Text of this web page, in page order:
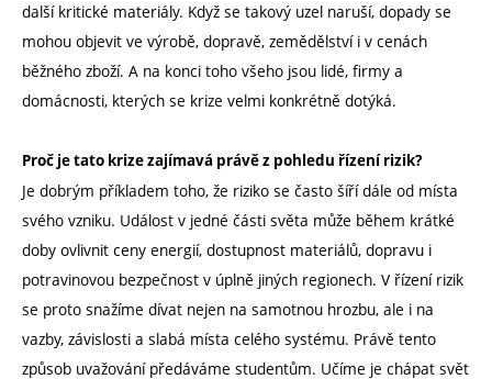
další kritické materiály. Když se takový uzel naruší, dopady se
mohou objevit ve výrobě, dopravě, zemědělství i v cenách
běžného zboží. A na konci toho všeho jsou lidé, firmy a
domácnosti, kterých se krize velmi konkrétně dotýká.
Proč je tato krize zajímavá právě z pohledu řízení rizik?
Je dobrým příkladem toho, že riziko se často šíří dále od místa
svého vzniku. Událost v jedné části světa může během krátké
doby ovlivnit ceny energií, dostupnost materiálů, dopravu i
potravinovou bezpečnost v úplně jiných regionech. V řízení rizik
se proto snažíme dívat nejen na samotnou hrozbu, ale i na
vazby, závislosti a slabá místa celého systému. Právě tento
způsob uvažování předáváme studentům. Učíme je chápat svět